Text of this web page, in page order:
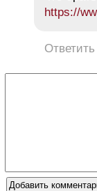
https://
Ответить